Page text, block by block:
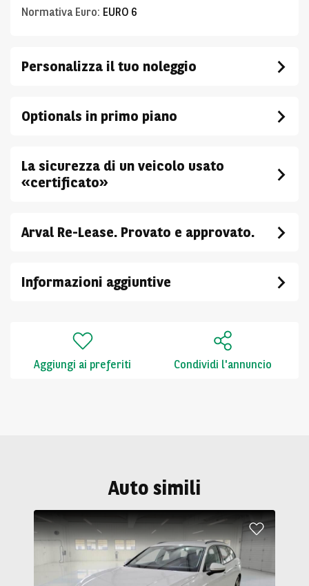
Normativa Euro: EURO 6
Personalizza il tuo noleggio
Optionals in primo piano
La sicurezza di un veicolo usato
«certificato»
Arval Re-Lease. Provato e approvato.
Informazioni aggiuntive
Aggiungi ai preferiti Condividi l'annuncio
Auto simili